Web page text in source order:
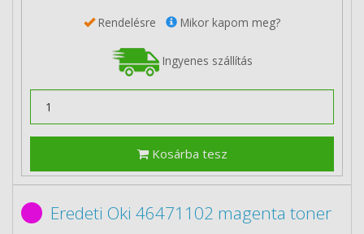
Rendelésre Mikor kapom meg?
Ingyenes szállítás
Kosárba tesz
Eredeti Oki 46471102 magenta toner